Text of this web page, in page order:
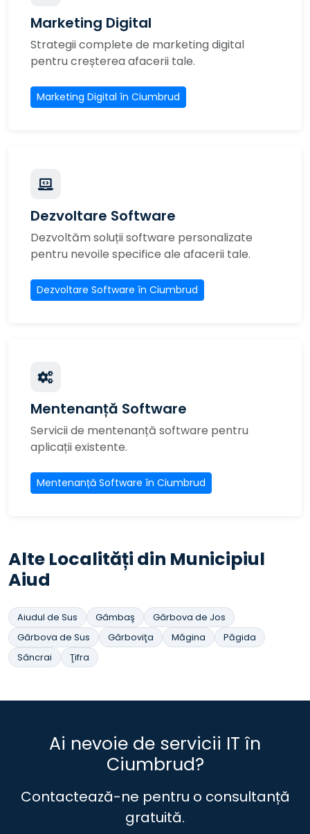
Marketing Digital
Strategii complete de marketing digital
pentru creșterea afacerii tale.
Marketing Digital în Ciumbrud
Dezvoltare Software
Dezvoltăm soluții software personalizate
pentru nevoile specifice ale afacerii tale.
Dezvoltare Software în Ciumbrud
Mentenanță Software
Servicii de mentenanță software pentru
aplicații existente.
Mentenanță Software în Ciumbrud
Alte Localități din Municipiul
Aiud
Aiudul de Sus Gâmbaş
Gârbova de Jos
Gârbova de Sus
Gârboviţa Măgina
Păgida
Sâncrai
Ţifra
Ai nevoie de servicii IT în
Ciumbrud?
Contactează-ne pentru o consultanță
gratuită.